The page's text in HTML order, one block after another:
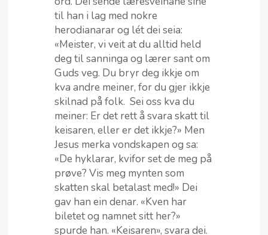
til han i lag med nokre
herodianarar og lét dei seia:
«Meister, vi veit at du alltid held
deg til sanninga og lærer sant om
Guds veg. Du bryr deg ikkje om
kva andre meiner, for du gjer ikkje
skilnad på folk. Sei oss kva du
meiner: Er det rett å svara skatt til
keisaren, eller er det ikkje?» Men
Jesus merka vondskapen og sa:
«De hyklarar, kvifor set de meg på
prøve? Vis meg mynten som
skatten skal betalast med!» Dei
gav han ein denar. «Kven har
biletet og namnet sitt her?»
spurde han. «Keisaren», svara dei.